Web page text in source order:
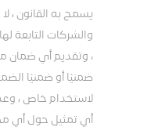
والشركات التابعة
، وتقديم أي ضمان
ضمنيًا أو ضمنيًا
أي تمثيل حول أي